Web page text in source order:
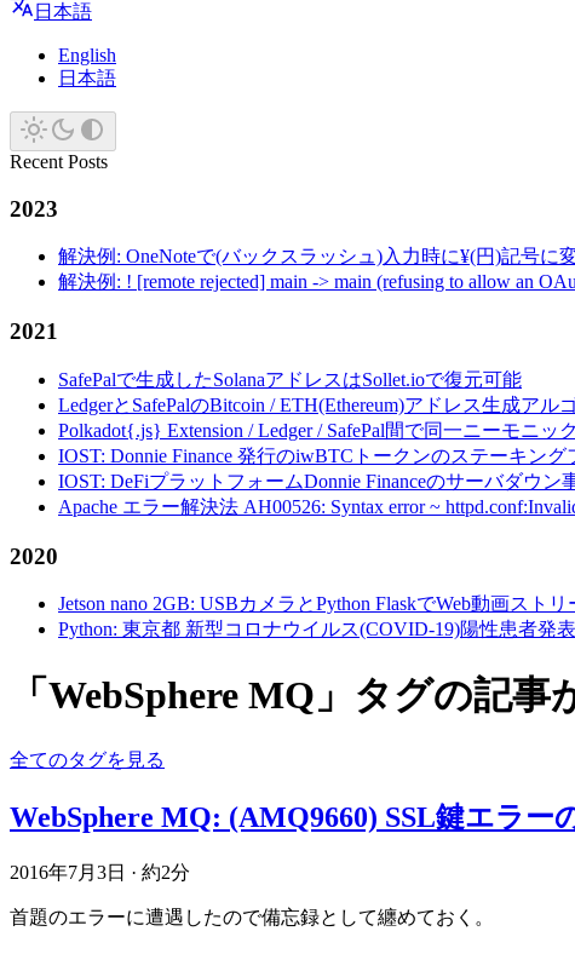
日本語
English
日本語
Recent Posts
2023
解決例: OneNoteで(バックスラッシュ)入力時に¥(円)記号に
解決例: ! [remote rejected] main -> main (refusing to allow an
2021
SafePalで生成したSolanaアドレスはSollet.ioで復元可能
LedgerとSafePalのBitcoin / ETH(Ethereum)アドレス生成アル
Polkadot{.js} Extension / Ledger / SafePal間で同一ニーモニ
IOST: Donnie Finance 発行のiwBTCトークンのステーキング
IOST: DeFiプラットフォームDonnie Financeのサーバダウン
Apache エラー解決法 AH00526: Syntax error ~
2020
Jetson nano 2GB: USBカメラとPython FlaskでWeb動画スト
Python: 東京都 新型コロナウイルス(COVID-19)陽性患者発
「WebSphere MQ」タグの記
全てのタグを見る
WebSphere MQ: (AMQ9660) SSL鍵エラー
2016年7月3日 · 約2分
首題のエラーに遭遇したので備忘録として纏めておく。